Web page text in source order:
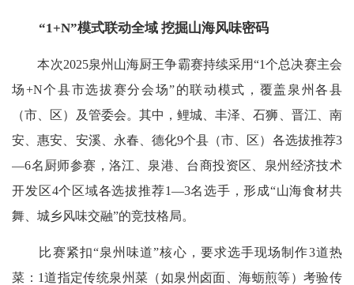
“1+N”模式联动全域 挖掘山海风味密码
本次2025泉州山海厨王争霸赛持续采用“1个总决赛主会
场+N个县市选拔赛分会场”的联动模式，覆盖泉州各县
（市、区）及管委会。其中，鲤城、丰泽、石狮、晋江、南
安、惠安、安溪、永春、德化9个县（市、区）各选拔推荐3
—6名厨师参赛，洛江、泉港、台商投资区、泉州经济技术
开发区4个区域各选拔推荐1—3名选手，形成“山海食材共
舞、城乡风味交融”的竞技格局。
比赛紧扣“泉州味道”核心，要求选手现场制作3道热
菜：1道指定传统泉州菜（如泉州卤面、海蛎煎等）考验传